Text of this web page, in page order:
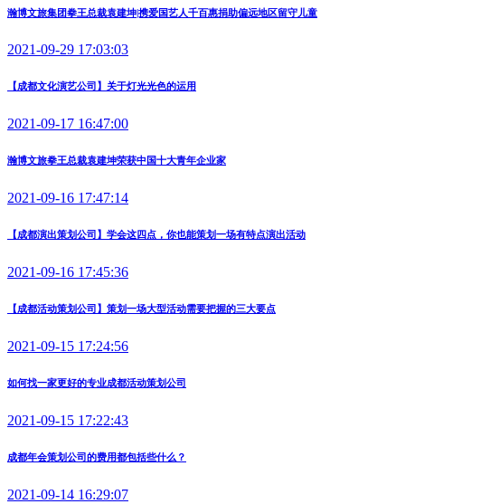
瀚博文旅集团拳王总裁袁建坤|携爱国艺人千百惠捐助偏远地区留守儿童
2021-09-29 17:03:03
【成都文化演艺公司】关于灯光光色的运用
2021-09-17 16:47:00
瀚博文旅拳王总裁袁建坤荣获中国十大青年企业家
2021-09-16 17:47:14
【成都演出策划公司】学会这四点，你也能策划一场有特点演出活动
2021-09-16 17:45:36
【成都活动策划公司】策划一场大型活动需要把握的三大要点
2021-09-15 17:24:56
如何找一家更好的专业成都活动策划公司
2021-09-15 17:22:43
成都年会策划公司的费用都包括些什么？
2021-09-14 16:29:07